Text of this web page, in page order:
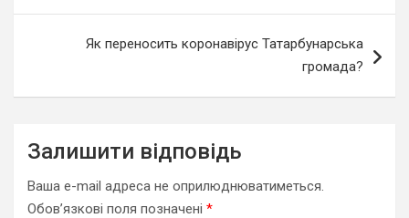
Як переносить коронавірус Татарбунарська
громада?
Залишити відповідь
Ваша e-mail адреса не оприлюднюватиметься.
Обов’язкові поля позначені *